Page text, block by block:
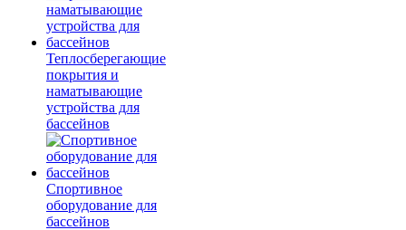
Теплосберегающие
покрытия и
наматывающие
устройства для
бассейнов
Спортивное
оборудование для
бассейнов